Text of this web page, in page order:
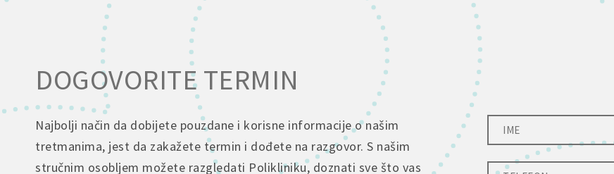
DOGOVORITE TERMIN
Najbolji način da dobijete pouzdane i korisne informacije o našim
tretmanima, jest da zakažete termin i dođete na razgovor. S našim
stručnim osobljem možete razgledati Polikliniku, doznati sve što vas